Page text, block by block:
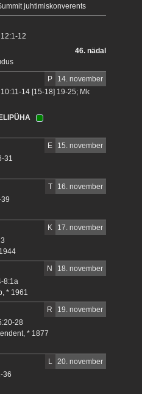
juhtimiskonverents
12
46. nädal
P
14. november
14 [15-18] 19-25; Mk
E
15. november
31
T
16. november
K
17. november
N
18. november
8:1a
* 1961
R
19. november
28
* 1877
L 20. november
36